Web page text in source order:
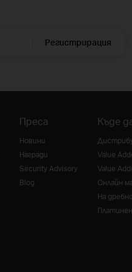
Регистрирация
Преса
Новини
Награди
Security Advisory
Blog
Къде
Value
Value
Онлайн
На дребно